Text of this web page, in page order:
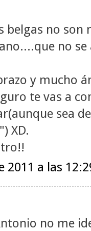
belgas no son
no
y mucho
te vas a
sea
XD.
2011 a las
no me